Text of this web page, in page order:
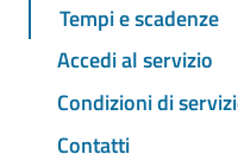
Tempi e scadenze
Accedi al servizio
Condizioni di
Contatti